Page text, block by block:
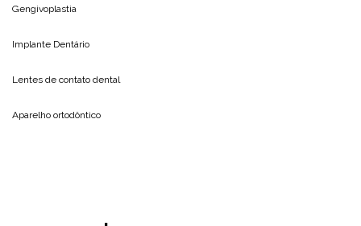
Gengivoplastia
Implante Dentário
Lentes de contato dental
Aparelho ortodôntico